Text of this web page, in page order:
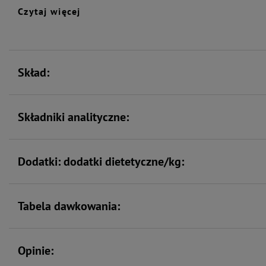
Czytaj więcej
Skład:
Składniki analityczne:
Dodatki: dodatki dietetyczne/kg:
Tabela dawkowania:
Opinie: